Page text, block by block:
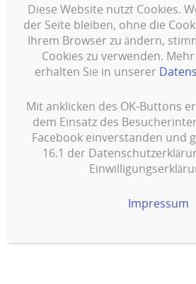
93339 Riedenburg
ms-
Tel.: + 49 94 42 92 16 35
Fax.: + 49 94 42 92 16 36
Mobil: + 49 163 47 08 161
Impressum
Diese Website nutzt Cookies.
der Seite bleiben, ohne die
Ihrem Browser zu ändern,
Cookies zu verwenden.
erhalten Sie in unserer
Mit anklicken des OK-Buttons
dem Einsatz des
Facebook einverstanden und
16.1 der
Impressum